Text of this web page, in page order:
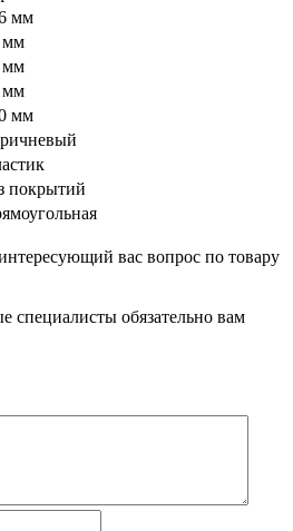
мм
мм
мм
мм
мм
покрытий
вас вопрос по товару
обязательно вам